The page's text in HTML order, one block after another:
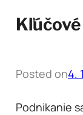
Posted on4.
Podnikanie